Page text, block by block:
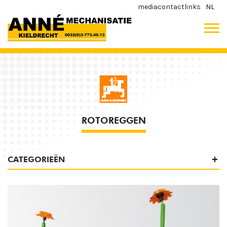
mediacontactlinks NL
ROTOREGGEN
CATEGORIEËN